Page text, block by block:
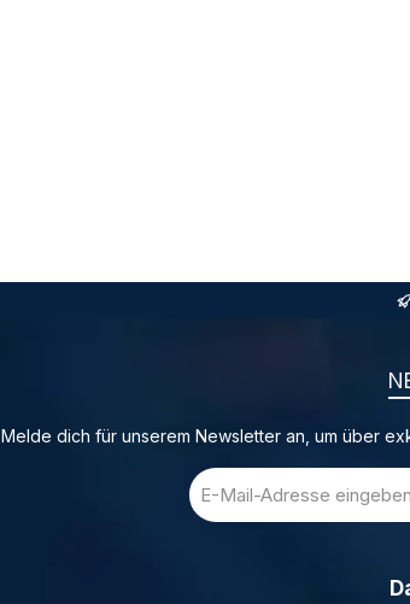
Melde dich für unserem Newsletter an, um über
E-
Mail-